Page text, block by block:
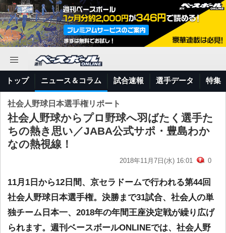
トップ ニュース＆コラム 試合速報 選手データ 特集
社会人野球日本選手権リポート
社会人野球からプロ野球へ羽ばたく選手た
ちの熱き思い／JABA公式サポ・豊島わか
なの熱視線！
2018年11月7日(水) 16:01 0
11月1日から12日間、京セラドームで行われる第44回
社会人野球日本選手権。決勝まで31試合、社会人の単
独チーム日本一、2018年の年間王座決定戦が繰り広げ
られます。週刊ベースボールONLINEでは、社会人野